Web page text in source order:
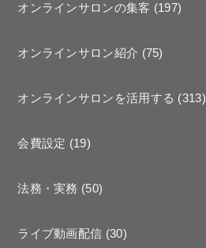
オンラインサロンの集客 (197)
オンラインサロン紹介 (75)
オンラインサロンを活用する (313)
会費設定 (19)
法務・実務 (50)
ライブ動画配信 (30)